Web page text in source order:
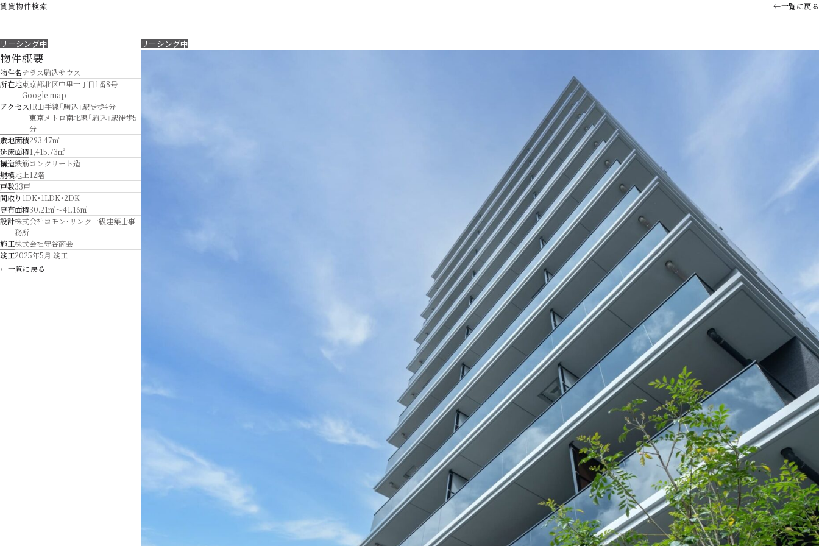
賃貸物件検索 ←一覧に戻る
リーシング中
物件概要
物件名テラス駒込サウス
所在地東京都北区中里一丁目1番8号
Google map
アクセスJR山手線「駒込」駅徒歩4分
東京メトロ南北線「駒込」駅徒歩5
分
敷地面積293.47㎡
延床面積1,415.73㎡
構造鉄筋コンクリート造
規模地上12階
戸数33戸
間取り 1DK・1LDK・2DK
専有面積30.21㎡〜41.16㎡
設計株式会社コモン・リンク一級建築士事
務所
施工株式会社守谷商会
竣工2025年5月 竣工
←一覧に戻る
リーシング中